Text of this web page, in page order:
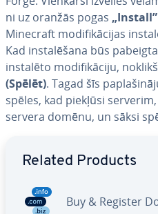
ni uz oranžās pogas
Minecraft mo­di­fi­kā­ci­jas
Kad in­sta­lē­ša­na būs
instalēto mo­di­fi­kā­ci­ju,
(Spēlēt). Tagad šīs
spēles, kad piekļūsi
servera domēnu, un sāksi
Related Products
Buy & Register